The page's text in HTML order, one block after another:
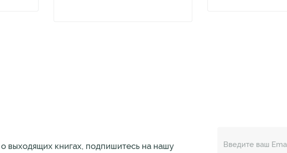
выходящих книгах, подпишитесь на нашу